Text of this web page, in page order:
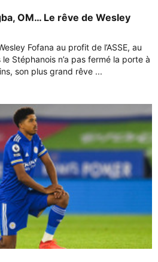
OM… Le rêve de Wesley
Fofana au profit de l’ASSE, au
Stéphanois n’a pas fermé la porte à
son plus grand rêve ...